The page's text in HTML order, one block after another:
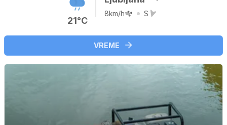
21°C
8km/h S
VREME